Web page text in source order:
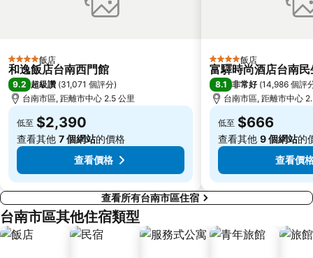
永康車站
高雄新光碼頭海洋之心
布袋漁港
東石漁港
梅嶺風景區
台南孔廟
台南黃金海岸
高雄光榮碼頭
4 星級 飯店
和逸飯店台南西門館
9.2 超級讚 (31,071 個評分)
台南市區, 距離市中心 2.5 公里
低至 $2,390
查看其他 7 個網站的價格
查看價格
4 星級 飯店
富驛時尚酒店台南
8.1 非常好 (14,986 個評
台南市區, 距離市中心
低至 $666
查看其他 9 個網站的
查看價
查看所有台南市區住宿
台南市區其他住宿類型